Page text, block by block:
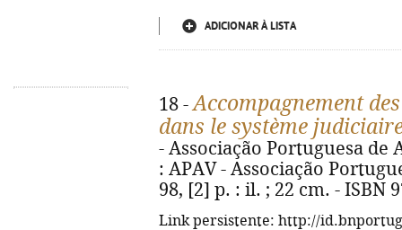
ADICIONAR À LISTA
18 -Accompagnement
dans le système
- Associação Portuguesa de
: APAV - Associação
98, [2] p. : il. ; 22 cm. - ISBN
Link persistente: http://